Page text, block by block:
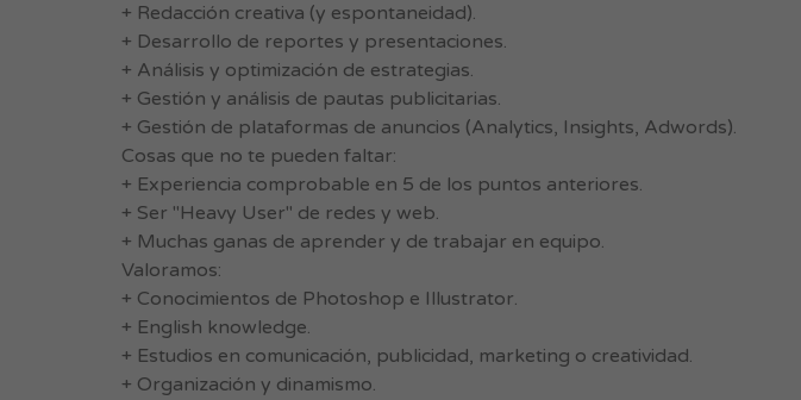
+ Redacción creativa (y espontaneidad).
+ Desarrollo de reportes y presentaciones.
+ Análisis y optimización de estrategias.
+ Gestión y análisis de pautas publicitarias.
+ Gestión de plataformas de anuncios (Analytics, Insights, Adwords).
Cosas que no te pueden faltar:
+ Experiencia comprobable en 5 de los puntos anteriores.
+ Ser "Heavy User" de redes y web.
+ Muchas ganas de aprender y de trabajar en equipo.
Valoramos:
+ Conocimientos de Photoshop e Illustrator.
+ English knowledge.
+ Estudios en comunicación, publicidad, marketing o creatividad.
+ Organización y dinamismo.